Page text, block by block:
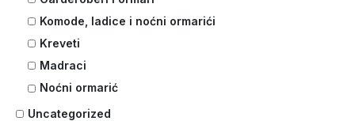
Komode, ladice i noćni ormarići
Kreveti
Madraci
Noćni ormarić
Uncategorized